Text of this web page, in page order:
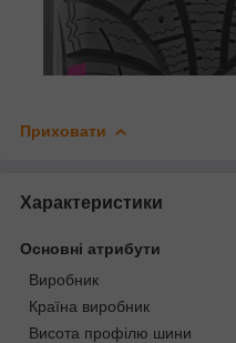
Приховати
Характеристики
Основні атрибути
Виробник
Країна виробник
Висота профілю шини